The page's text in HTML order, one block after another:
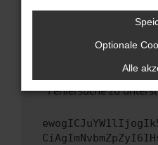
Wende dich an den
Wenn du alle oben
hast, kontaktiere uns
uns diesen Text
Fehlersuche zu
Optionale
Alle